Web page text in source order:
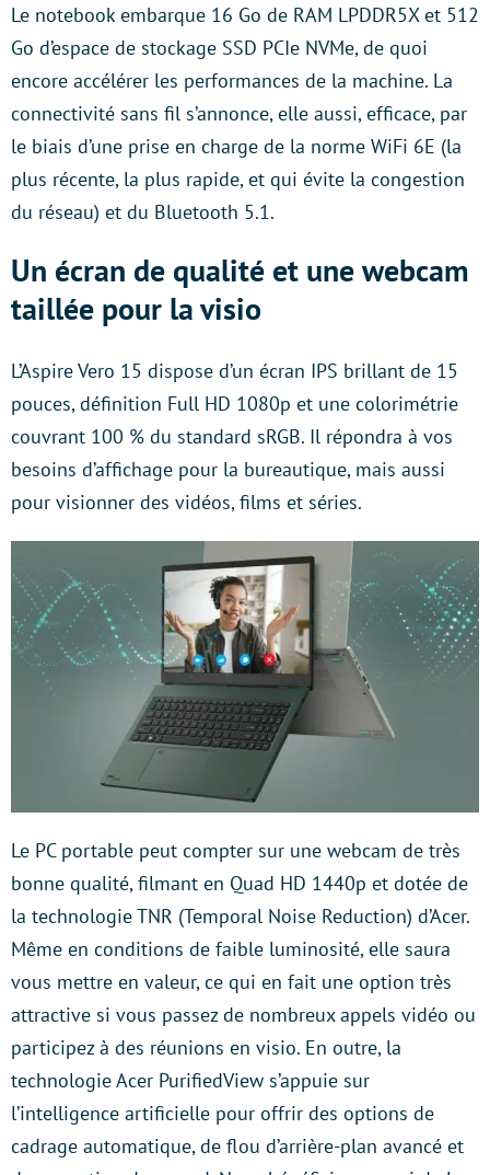
Le notebook embarque 16 Go de RAM LPDDR5X et 512
Go d’espace de stockage SSD PCIe NVMe, de quoi
encore accélérer les performances de la machine. La
connectivité sans fil s’annonce, elle aussi, efficace, par
le biais d’une prise en charge de la norme WiFi 6E (la
plus récente, la plus rapide, et qui évite la congestion
du réseau) et du Bluetooth 5.1.
Un écran de qualité et une webcam
taillée pour la visio
L’Aspire Vero 15 dispose d’un écran IPS brillant de 15
pouces, définition Full HD 1080p et une colorimétrie
couvrant 100 % du standard sRGB. Il répondra à vos
besoins d’affichage pour la bureautique, mais aussi
pour visionner des vidéos, films et séries.
Le PC portable peut compter sur une webcam de très
bonne qualité, filmant en Quad HD 1440p et dotée de
la technologie TNR (Temporal Noise Reduction) d’Acer.
Même en conditions de faible luminosité, elle saura
vous mettre en valeur, ce qui en fait une option très
attractive si vous passez de nombreux appels vidéo ou
participez à des réunions en visio. En outre, la
technologie Acer PurifiedView s’appuie sur
l’intelligence artificielle pour offrir des options de
cadrage automatique, de flou d’arrière-plan avancé et